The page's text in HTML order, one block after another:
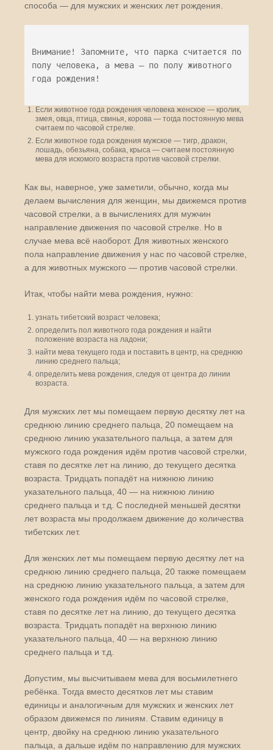
способа — для мужских и женских лет рождения.
Внимание! Запомните, что парка считается по
полу человека, а мева — по полу животного
года рождения!
Если животное года рождения человека женское — кролик,
змея, овца, птица, свинья, корова — тогда постоянную мева
считаем по часовой стрелке.
Если животное года рождения мужское — тигр, дракон,
лошадь, обезьяна, собака, крыса — считаем постоянную
мева для искомого возраста против часовой стрелки.
Как вы, наверное, уже заметили, обычно, когда мы
делаем вычисления для женщин, мы движемся против
часовой стрелки, а в вычислениях для мужчин
направление движения по часовой стрелке. Но в
случае мева всё наоборот. Для животных женского
пола направление движения у нас по часовой стрелке,
а для животных мужского — против часовой стрелки.
Итак, чтобы найти мева рождения, нужно:
узнать тибетский возраст человека;
определить пол животного года рождения и найти
положение возраста на ладони;
найти мева текущего года и поставить в центр, на среднюю
линию среднего пальца;
определить мева рождения, следуя от центра до линии
возраста.
Для мужских лет мы помещаем первую десятку лет на
среднюю линию среднего пальца, 20 помещаем на
среднюю линию указательного пальца, а затем для
мужского года рождения идём против часовой стрелки,
ставя по десятке лет на линию, до текущего десятка
возраста. Тридцать попадёт на нижнюю линию
указательного пальца, 40 — на нижнюю линию
среднего пальца и т.д. С последней меньшей десятки
лет возраста мы продолжаем движение до количества
тибетских лет.
Для женских лет мы помещаем первую десятку лет на
среднюю линию среднего пальца, 20 также помещаем
на среднюю линию указательного пальца, а затем для
женского года рождения идём по часовой стрелке,
ставя по десятке лет на линию, до текущего десятка
возраста. Тридцать попадёт на верхнюю линию
указательного пальца, 40 — на верхнюю линию
среднего пальца и т.д.
Допустим, мы высчитываем мева для восьмилетнего
ребёнка. Тогда вместо десятков лет мы ставим
единицы и аналогичным для мужских и женских лет
образом движемся по линиям. Ставим единицу в
центр, двойку на среднюю линию указательного
пальца, а дальше идём по направлению для мужских